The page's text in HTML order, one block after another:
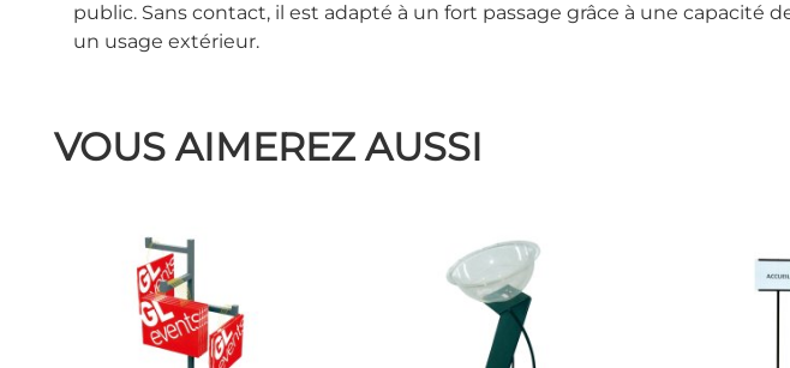
public. Sans contact, il est adapté à un fort passage grâce à une capacité
un usage extérieur.
VOUS AIMEREZ AUSSI